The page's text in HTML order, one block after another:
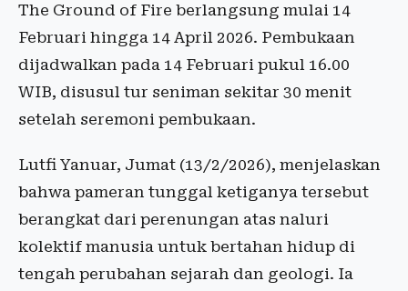
The Ground of Fire berlangsung mulai 14
Februari hingga 14 April 2026. Pembukaan
dijadwalkan pada 14 Februari pukul 16.00
WIB, disusul tur seniman sekitar 30 menit
setelah seremoni pembukaan.
Lutfi Yanuar, Jumat (13/2/2026), menjelaskan
bahwa pameran tunggal ketiganya tersebut
berangkat dari perenungan atas naluri
kolektif manusia untuk bertahan hidup di
tengah perubahan sejarah dan geologi. Ia